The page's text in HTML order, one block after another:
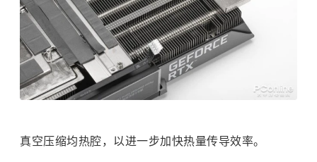
真空压缩均热腔，以进一步加快热量传导效率。